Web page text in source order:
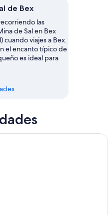
de Bex
las
de Sal en Bex
cuando viajes a Bex.
el encanto típico de
es ideal para
y Montreux desde Lausana